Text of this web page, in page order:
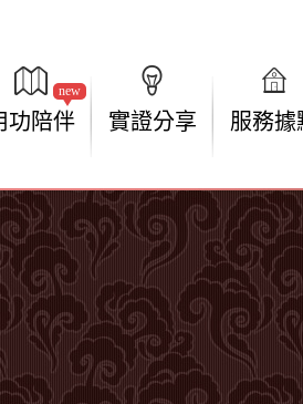
功陪伴
new
實證分享 服務據